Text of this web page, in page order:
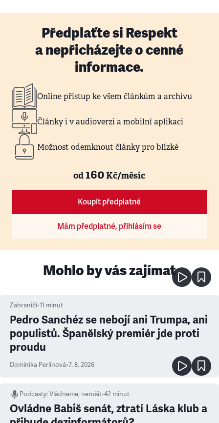
Předplaťte si Respekt
a nepřicházejte o cenné
informace.
Online přístup ke všem článkům a archivu
Články i v audioverzi a mobilní aplikaci
Možnost odemknout články pro blízké
od160Kč/měsíc
Koupit předplatné
Mám předplatné, přihlásím se
Mohlo by vás zajímat
Zahraničí•11 minut
Pedro Sanchéz se nebojí ani Trumpa, ani
populistů. Španělský premiér jde proti
proudu
Dominika Perlínová•7. 8. 2026
Podcasty:Vládneme, nerušit•42 minut
Ovládne Babiš senát, ztratí Láska klub a